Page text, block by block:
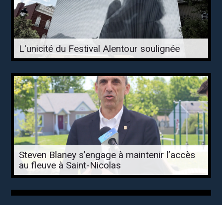
L'unicité du Festival Alentour soulignée
Steven Blaney s’engage à maintenir l’accès
au fleuve à Saint-Nicolas